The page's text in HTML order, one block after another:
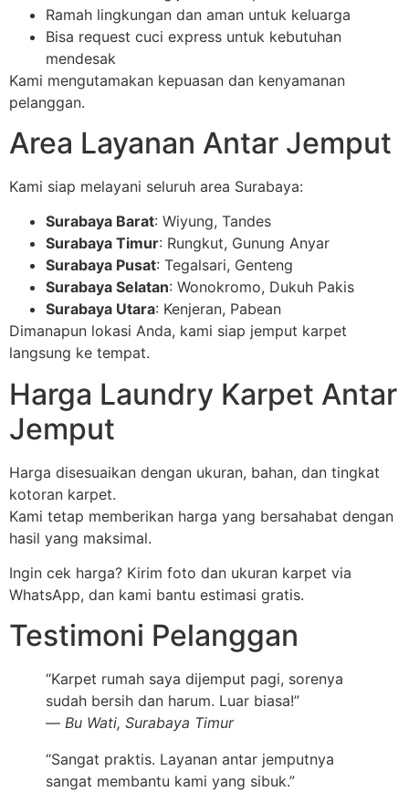
Ramah lingkungan dan aman untuk keluarga
Bisa request cuci express untuk kebutuhan
mendesak
Kami mengutamakan kepuasan dan kenyamanan
pelanggan.
Area Layanan Antar Jemput
Kami siap melayani seluruh area Surabaya:
Surabaya Barat: Wiyung, Tandes
Surabaya Timur: Rungkut, Gunung Anyar
Surabaya Pusat: Tegalsari, Genteng
Surabaya Selatan: Wonokromo, Dukuh Pakis
Surabaya Utara: Kenjeran, Pabean
Dimanapun lokasi Anda, kami siap jemput karpet
langsung ke tempat.
Harga Laundry Karpet Antar
Jemput
Harga disesuaikan dengan ukuran, bahan, dan tingkat
kotoran karpet.
Kami tetap memberikan harga yang bersahabat dengan
hasil yang maksimal.
Ingin cek harga? Kirim foto dan ukuran karpet via
WhatsApp, dan kami bantu estimasi gratis.
Testimoni Pelanggan
“Karpet rumah saya dijemput pagi, sorenya
sudah bersih dan harum. Luar biasa!”
— Bu Wati, Surabaya Timur
“Sangat praktis. Layanan antar jemputnya
sangat membantu kami yang sibuk.”